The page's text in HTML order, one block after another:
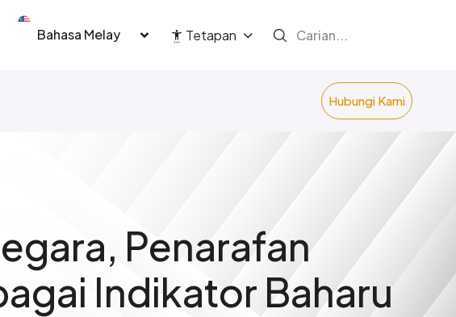
Select your language Tetapan
Hubungi Kami
Penarafan
Indikator Baharu